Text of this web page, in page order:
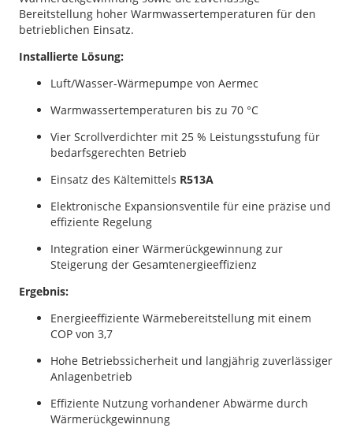
Bereitstellung hoher Warmwassertemperaturen für den
betrieblichen Einsatz.
Installierte Lösung:
Luft/Wasser-Wärmepumpe von Aermec
Warmwassertemperaturen bis zu 70 °C
Vier Scrollverdichter mit 25 % Leistungsstufung für
bedarfsgerechten Betrieb
Einsatz des Kältemittels R513A
Elektronische Expansionsventile für eine präzise und
effiziente Regelung
Integration einer Wärmerückgewinnung zur
Steigerung der Gesamtenergieeffizienz
Ergebnis:
Energieeffiziente Wärmebereitstellung mit einem
COP von 3,7
Hohe Betriebssicherheit und langjährig zuverlässiger
Anlagenbetrieb
Effiziente Nutzung vorhandener Abwärme durch
Wärmerückgewinnung